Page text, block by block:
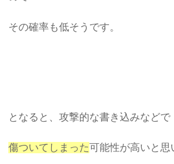
その確率も低そうです。
となると、攻撃的な書き込みなどで
傷ついてしまった可能性が高いと思